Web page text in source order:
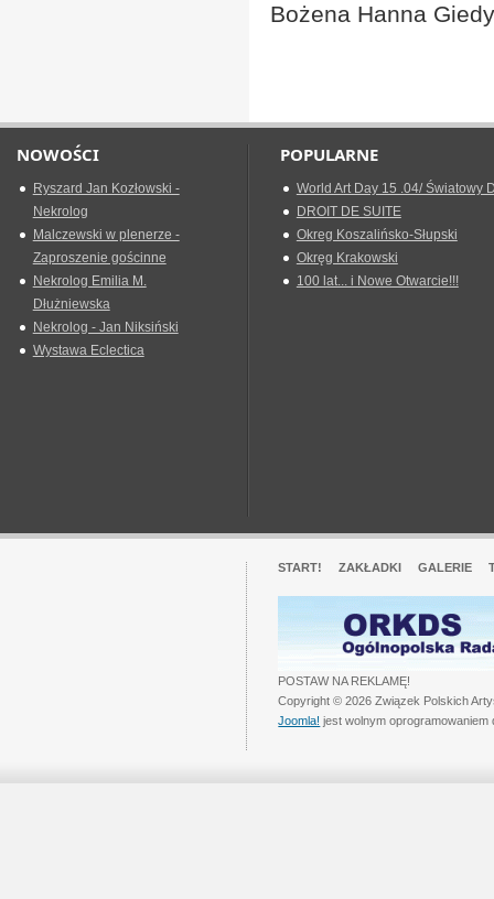
Bożena Hanna
NOWOŚCI
Ryszard Jan Kozłowski -
Nekrolog
Malczewski w plenerze -
Zaproszenie gościnne
Nekrolog Emilia M.
Dłużniewska
Nekrolog - Jan Niksiński
Wystawa Eclectica
POPULARNE
World Art Day 15 .04/ Światowy
DROIT DE SUITE
Okreg Koszalińsko-Słupski
Okręg Krakowski
100 lat... i Nowe Otwarcie!!!
START! ZAKŁADKI GALERIE
POSTAW NA REKLAMĘ!
Copyright © 2026 Związek Polskich
Joomla! jest wolnym